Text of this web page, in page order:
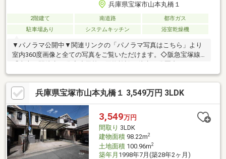
兵庫県宝塚市山本丸橋１
2階建て 南道路
都市ガス
駐車場あり
システムキッチン 浴室乾燥機
▼パノラマ公開中▼関連リンクの「パノラマ写真はこちら」より
室内360度画像と全ての写真をご覧いただけます。◇阪急宝塚線
ーム内容～・水回り一式新調・フローリング上張り・網戸貼替
え・CF張替え・白蟻点検・給湯器交換・建具交換・室内クリーニ
ング【教育施設】長尾南小学校：徒歩7分長尾中学校：徒歩18分
【商業・その他施設】関西スーパー荒牧店：徒歩8分セブンイレブ
ン宝塚山本丸橋2丁目店：徒歩6分ココカラファイン宝塚山本店：
徒歩5分宝塚山本丸橋郵便局：徒歩5分皆様からのご連絡を心より
お待ちしております。
兵庫県宝塚市山本丸橋１ 3,549万円 3LDK
3,549万円
間取り 3LDK
建物面積98.22m2
土地面積100.96m2
築年月 1998年7月(築28年2ヶ月)